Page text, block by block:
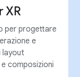
XR
per progettare
e
layout
composizioni